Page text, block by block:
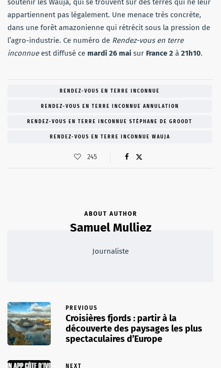
soutenir les Wauja, qui se trouvent sur des terres qui ne leur
appartiennent pas légalement. Une menace très concrète,
dans une forêt amazonienne qui rétrécit sous la pression de
l’agro-industrie. Ce numéro de Rendez-vous en terre
inconnueest diffusé ce mardi 26 mai sur France 2 à 21h10.
RENDEZ-VOUS EN TERRE INCONNUE
RENDEZ-VOUS EN TERRE INCONNUE ANNULATION
RENDEZ-VOUS EN TERRE INCONNUE STÉPHANE DE GROODT
RENDEZ-VOUS EN TERRE INCONNUE WAUJA
245
ABOUT AUTHOR
Samuel Mulliez
Journaliste
PREVIOUS
Croisières fjords : partir à la
découverte des paysages les plus
spectaculaires d’Europe
NEXT